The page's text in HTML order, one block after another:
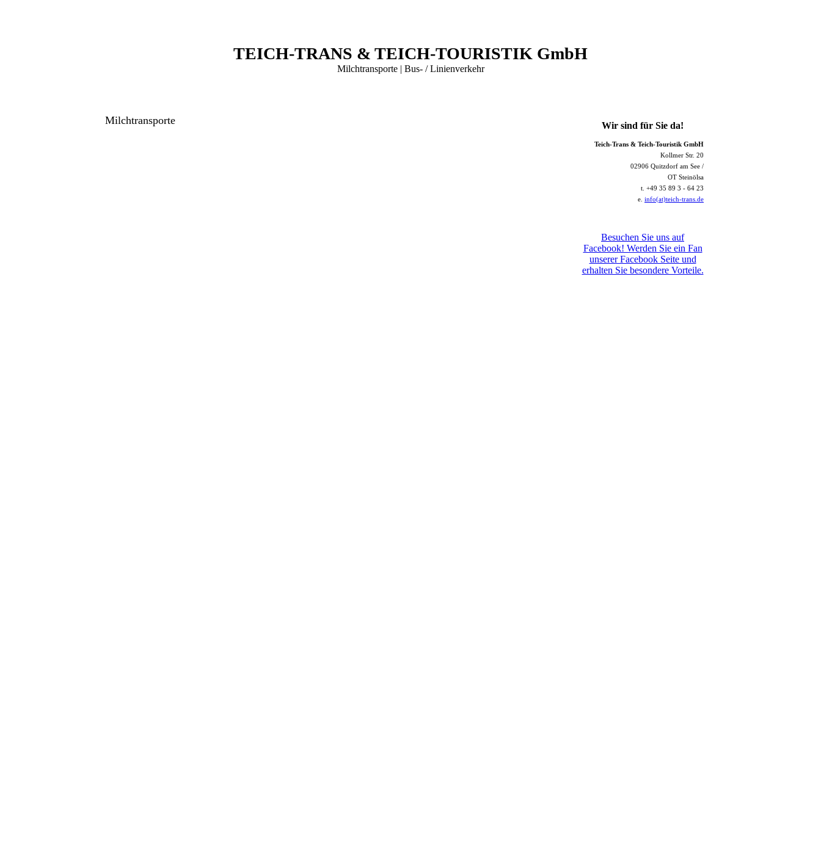
TEICH-TRANS & TEICH-TOURISTIK GmbH
Milchtransporte | Bus- / Linienverkehr
Milchtransporte Wir sind für Sie da!
Teich-Trans & Teich-Touristik GmbH
Kollmer Str. 20
02906 Quitzdorf am See /
OT Steinölsa
t. +49 35 89 3 - 64 23
e. info(at)teich-trans.de
Besuchen Sie uns auf
Facebook! Werden Sie ein Fan
unserer Facebook Seite und
erhalten Sie besondere Vorteile.